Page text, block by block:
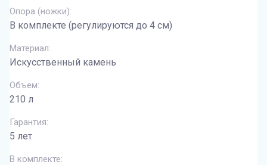
Опора (ножки):
В комплекте (регулируются до 4 см)
Материал:
Искусственный камень
Объем:
210 л
Гарантия:
5 лет
В комплекте: